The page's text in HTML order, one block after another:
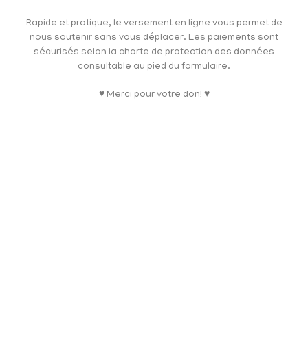
Rapide et pratique, le versement en ligne vous permet de
nous soutenir sans vous déplacer. Les paiements sont
sécurisés selon la charte de protection des données
consultable au pied du formulaire.
♥ Merci pour votre don! ♥